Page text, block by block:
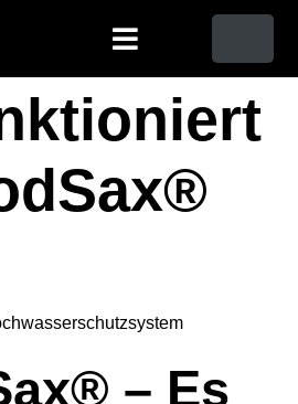
Toggle
Navigation
Home
Funktion
Technik
– Es